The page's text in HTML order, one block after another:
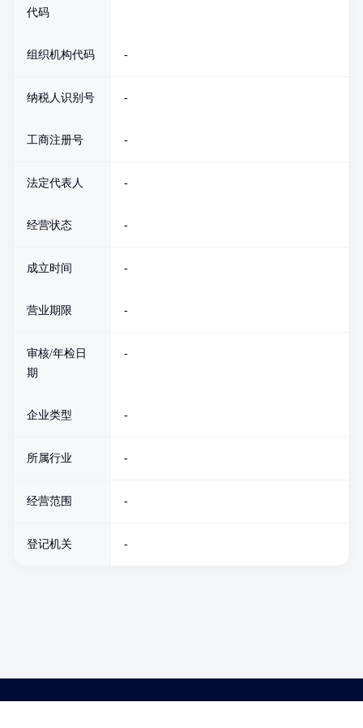
代码
组织机构代码 -
纳税人识别号 -
工商注册号 -
法定代表人 -
经营状态 -
成立时间 -
营业期限 -
审核/年检日
期
-
企业类型 -
所属行业 -
经营范围 -
登记机关 -